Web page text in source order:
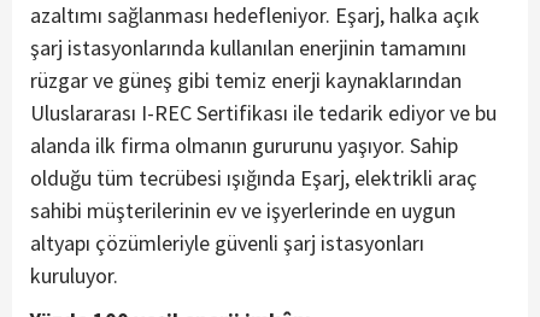
azaltımı sağlanması hedefleniyor. Eşarj, halka açık
şarj istasyonlarında kullanılan enerjinin tamamını
rüzgar ve güneş gibi temiz enerji kaynaklarından
Uluslararası I-REC Sertifikası ile tedarik ediyor ve bu
alanda ilk firma olmanın gururunu yaşıyor. Sahip
olduğu tüm tecrübesi ışığında Eşarj, elektrikli araç
sahibi müşterilerinin ev ve işyerlerinde en uygun
altyapı çözümleriyle güvenli şarj istasyonları
kuruluyor.